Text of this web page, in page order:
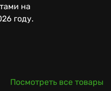
на
году.
Посмотреть все товары